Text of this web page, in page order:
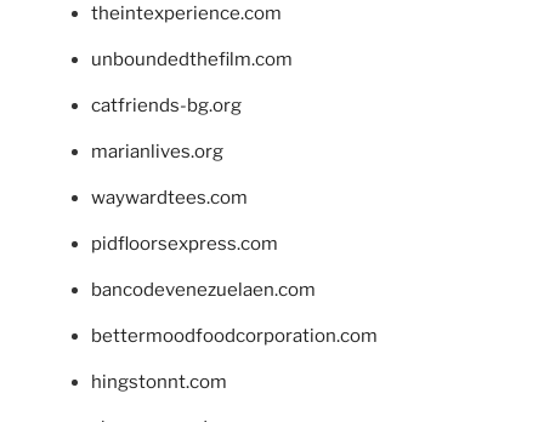
theintexperience.com
unboundedthefilm.com
catfriends-bg.org
marianlives.org
waywardtees.com
pidfloorsexpress.com
bancodevenezuelaen.com
bettermoodfoodcorporation.com
hingstonnt.com